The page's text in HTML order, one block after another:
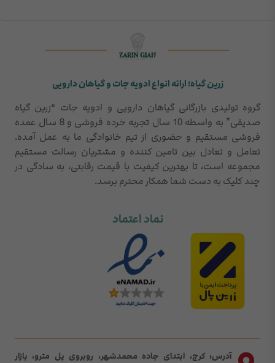
زرین گیاه؛ ارائه انواع ادویه جات و گیاهان دارویی
گروه تولیدی بازرگانی گیاهان دارویی و ادویه جات “زرین گیاه
صدیقی” به واسطه 10 سال تجربه خرده فروشی و 8 سال عمده
فروشی مستقیم و حضوری از تیم خانوادگی ما به عمل آمده.
تعامل و تعادل بین تامین کننده و مشتریان رسالت مستقیم
مجموعه است، تا بهترین کیفیت با قیمت رقابتی، به سادگی در
چند کلیک به دست شما همکار محترم برسد.
نماد اعتماد
آدرس: کرج، ابتدای جاده محمدشهر، روبروی پل مترو، بازار